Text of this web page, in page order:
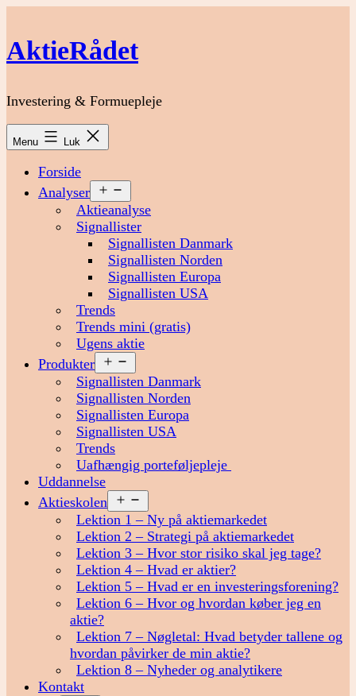
indhold
AktieRådet
Investering & Formuepleje
Menu Luk
Forside
Analyser
menu
Aktieanalyse
Signallister
Signallisten Danmark
Signallisten Norden
Signallisten Europa
Signallisten USA
Trends
Trends mini (gratis)
Ugens aktie
Produkter
menu
Signallisten Danmark
Signallisten Norden
Signallisten Europa
Signallisten USA
Trends
Uafhængig porteføljepleje
Uddannelse
Aktieskolen
menu
Lektion 1 – Ny på aktiemarkedet
Lektion 2 – Strategi på aktiemarkedet
Lektion 3 – Hvor stor risiko skal jeg tage?
Lektion 4 – Hvad er aktier?
Lektion 5 – Hvad er en investeringsforening?
Lektion 6 – Hvor og hvordan køber jeg en
aktie?
Lektion 7 – Nøgletal: Hvad betyder tallene og
hvordan påvirker de min aktie?
Lektion 8 – Nyheder og analytikere
Kontakt